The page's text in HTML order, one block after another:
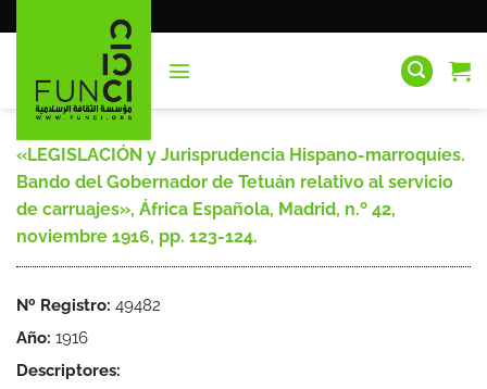
al
«LEGISLACIÓN y Jurisprudencia Hispano-marroquíes.
Bando del Gobernador de Tetuán relativo al servicio
de carruajes», África Española, Madrid, n.º 42,
noviembre 1916, pp. 123-124.
Nº Registro: 49482
Año: 1916
Descriptores: